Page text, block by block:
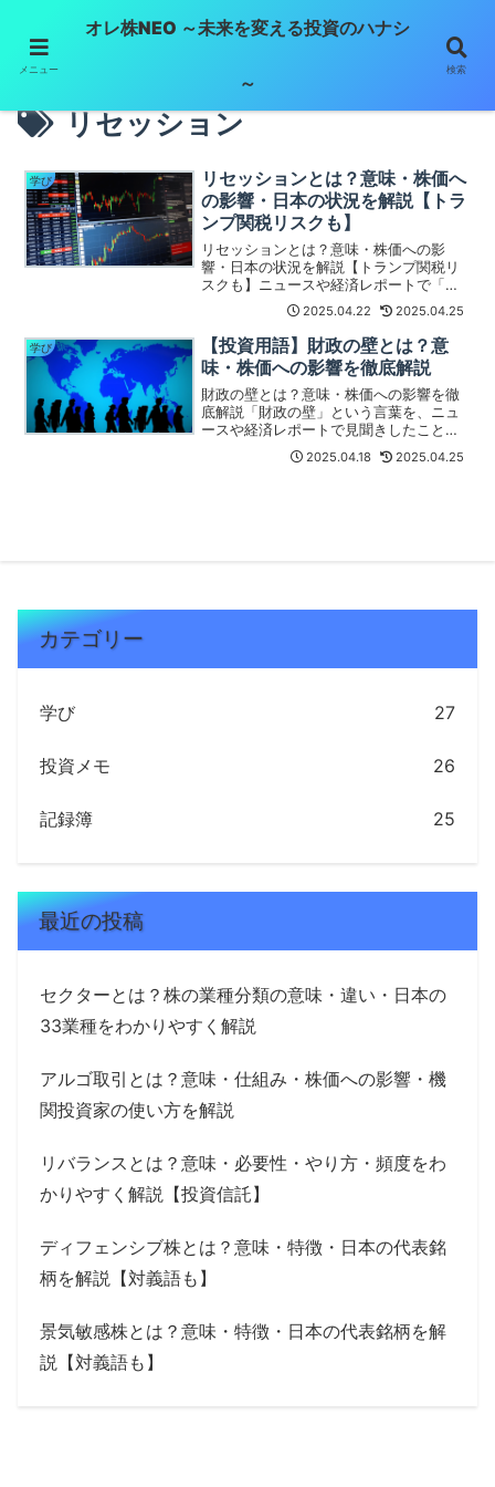
リセッション
学び
リセッションとは？意味・株価へ
の影響・日本の状況を解説【トラ
ンプ関税リスクも】
リセッションとは？意味・株価への影
響・日本の状況を解説【トランプ関税リ
スクも】ニュースや経済レポートで「リ
セッション懸念」「世界経済がリセッシ
ョン入りする可能性」といった言葉を見
聞きすることが増えていませんか？ 「リ
セッション」とは、なんと...
2025.04.22 2025.04.25
学び
【投資用語】財政の壁とは？意
味・株価への影響を徹底解説
財政の壁とは？意味・株価への影響を徹
底解説「財政の壁」という言葉を、ニュ
ースや経済レポートで見聞きしたことが
あるでしょうか？ 特に2012年末の米国で
大きく注目されたこの言葉は、経済や市
2025.04.18 2025.04.25
カテゴリー
学び 27
投資メモ 26
記録簿 25
最近の投稿
セクターとは？株の業種分類の意味・違い・日本の
33業種をわかりやすく解説
アルゴ取引とは？意味・仕組み・株価への影響・機
関投資家の使い方を解説
リバランスとは？意味・必要性・やり方・頻度をわ
かりやすく解説【投資信託】
ディフェンシブ株とは？意味・特徴・日本の代表銘
柄を解説【対義語も】
景気敏感株とは？意味・特徴・日本の代表銘柄を解
説【対義語も】
メニュー
オレ株NEO ～未来を変える投資のハナシ
～
検索